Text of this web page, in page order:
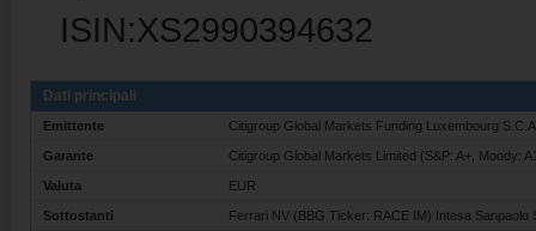
ISIN:XS2990394632
Dati principali
Emittente Citigroup Global Markets Funding Luxembourg
Garante Citigroup Global Markets Limited (S&P: A+, Moody:
Valuta EUR
Sottostanti Ferrari NV (BBG Ticker: RACE IM) Intesa Sanpaolo